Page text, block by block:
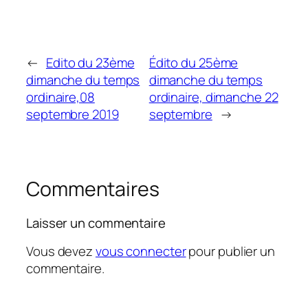
← Edito du 23ème
dimanche du temps
ordinaire,08
septembre 2019
Édito du 25ème
dimanche du temps
ordinaire, dimanche 22
septembre →
Commentaires
Laisser un commentaire
Vous devezvous connecterpour publier un
commentaire.